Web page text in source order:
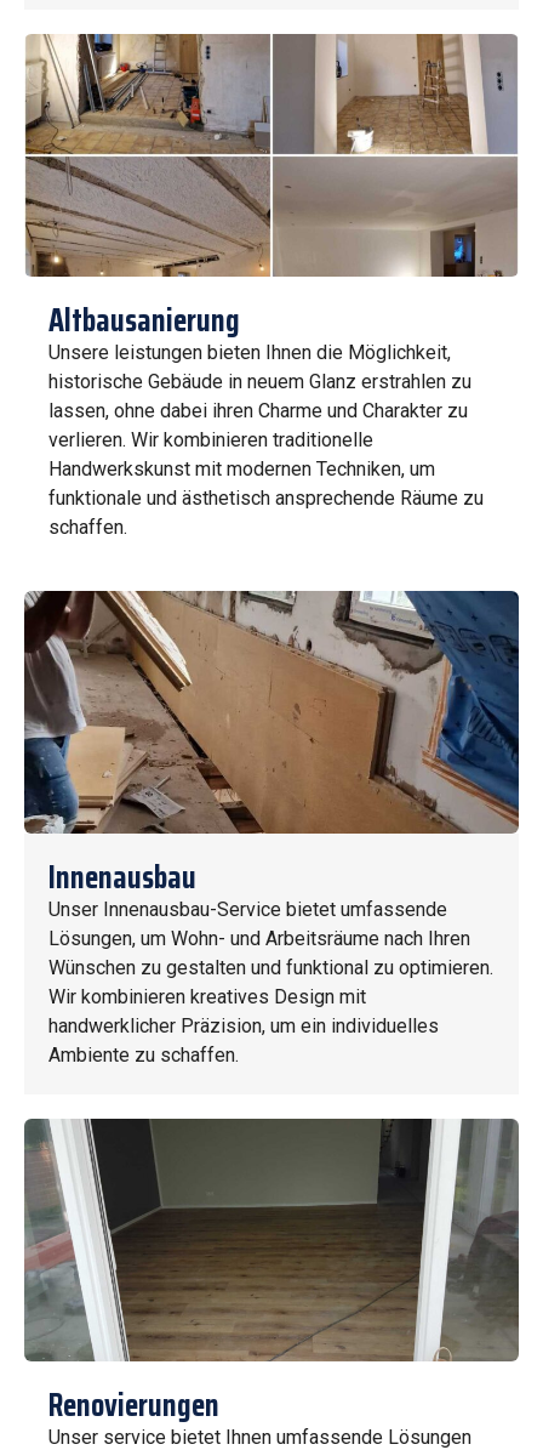
Altbausanierung
Unsere leistungen bieten Ihnen die Möglichkeit,
historische Gebäude in neuem Glanz erstrahlen zu
lassen, ohne dabei ihren Charme und Charakter zu
verlieren. Wir kombinieren traditionelle
Handwerkskunst mit modernen Techniken, um
funktionale und ästhetisch ansprechende Räume zu
schaffen.
Innenausbau
Unser Innenausbau-Service bietet umfassende
Lösungen, um Wohn- und Arbeitsräume nach Ihren
Wünschen zu gestalten und funktional zu optimieren.
Wir kombinieren kreatives Design mit
handwerklicher Präzision, um ein individuelles
Ambiente zu schaffen.
Renovierungen
Unser service bietet Ihnen umfassende Lösungen